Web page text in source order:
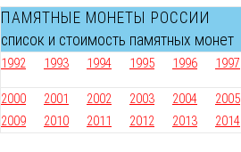
ПАМЯТНЫЕ МОНЕТЫ РОССИИ
список и стоимость памятных монет
1992 1993 1994 1995 1996 1997
2000 2001 2002 2003 2004 2005
2009
2010 2011 2012 2013 2014